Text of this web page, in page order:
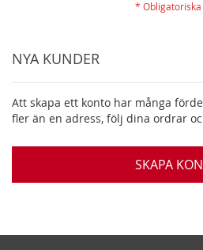
NYA KUNDER
Att skapa ett konto har många
fler än en adress, följ dina ordrar
SKAPA